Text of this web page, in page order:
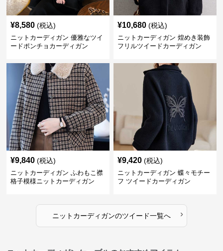
¥8,580 (税込)
ニットカーディガン 優雅なツイ
ードポンチョカーディガン
¥10,680 (税込)
ニットカーディガン 煌めき装飾
フリルツイードカーディガン
¥9,840 (税込)
ニットカーディガン ふわもこ襟
格子模様ニットカーディガン
¥9,420 (税込)
ニットカーディガン 蝶々モチー
フ ツイードカーディガン
ニットカーディガンのツイード一覧へ ›